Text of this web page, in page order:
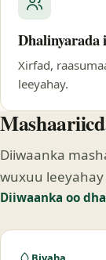
Dhalinyarada
Xirfad,
leeyahay.
Diiwaanka
wuxuu leeyahay
Diiwaanka oo